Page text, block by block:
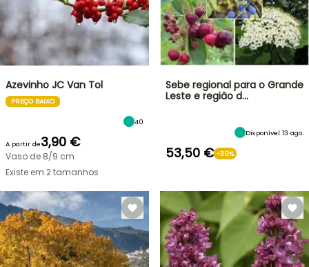
Azevinho JC Van Tol
PREÇO BAIXO
40
A partir de3,90 €
Vaso de 8/9 cm
Existe em 2 tamanhos
Sebe regional para o Grande
Leste e região d…
Disponível 13 ago.
53,50 € -30%